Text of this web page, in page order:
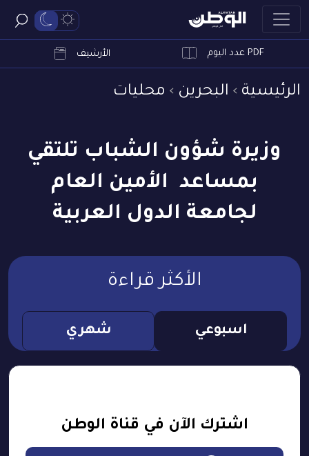
PDF عدد اليوم الأرشيف
الرئيسية البحرين محليات
وزيرة شؤون الشباب تلتقي
بمساعد الأمين العام
لجامعة الدول العربية
الأكثر قراءة
اسبوعي شهري
اشترك الآن في قناة الوطن